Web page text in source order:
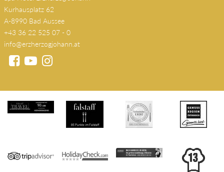
Spa Hotel Erzherzog Johann
Kurhausplatz 62
A-8990 Bad Aussee
+43 36 22 525 07 - 0